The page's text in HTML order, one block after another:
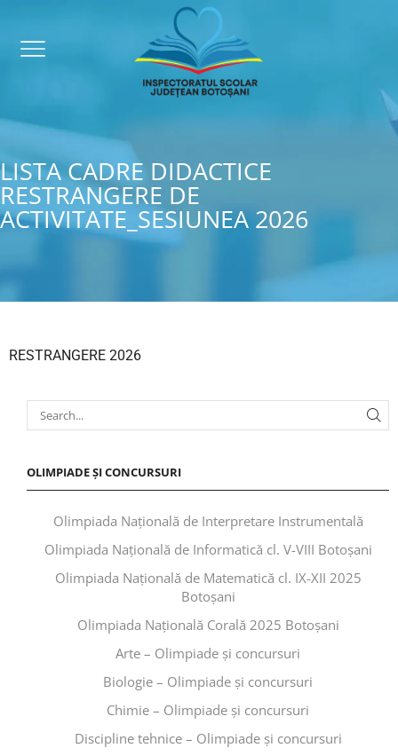
LISTA CADRE DIDACTICE
RESTRANGERE DE
ACTIVITATE_SESIUNEA 2026
RESTRANGERE 2026
OLIMPIADE ȘI CONCURSURI
Olimpiada Națională de Interpretare Instrumentală
Olimpiada Națională de Informatică cl. V-VIII Botoșani
Olimpiada Națională de Matematică cl. IX-XII 2025
Botoșani
Olimpiada Națională Corală 2025 Botoșani
Arte – Olimpiade și concursuri
Biologie – Olimpiade și concursuri
Chimie – Olimpiade și concursuri
Discipline tehnice – Olimpiade și concursuri